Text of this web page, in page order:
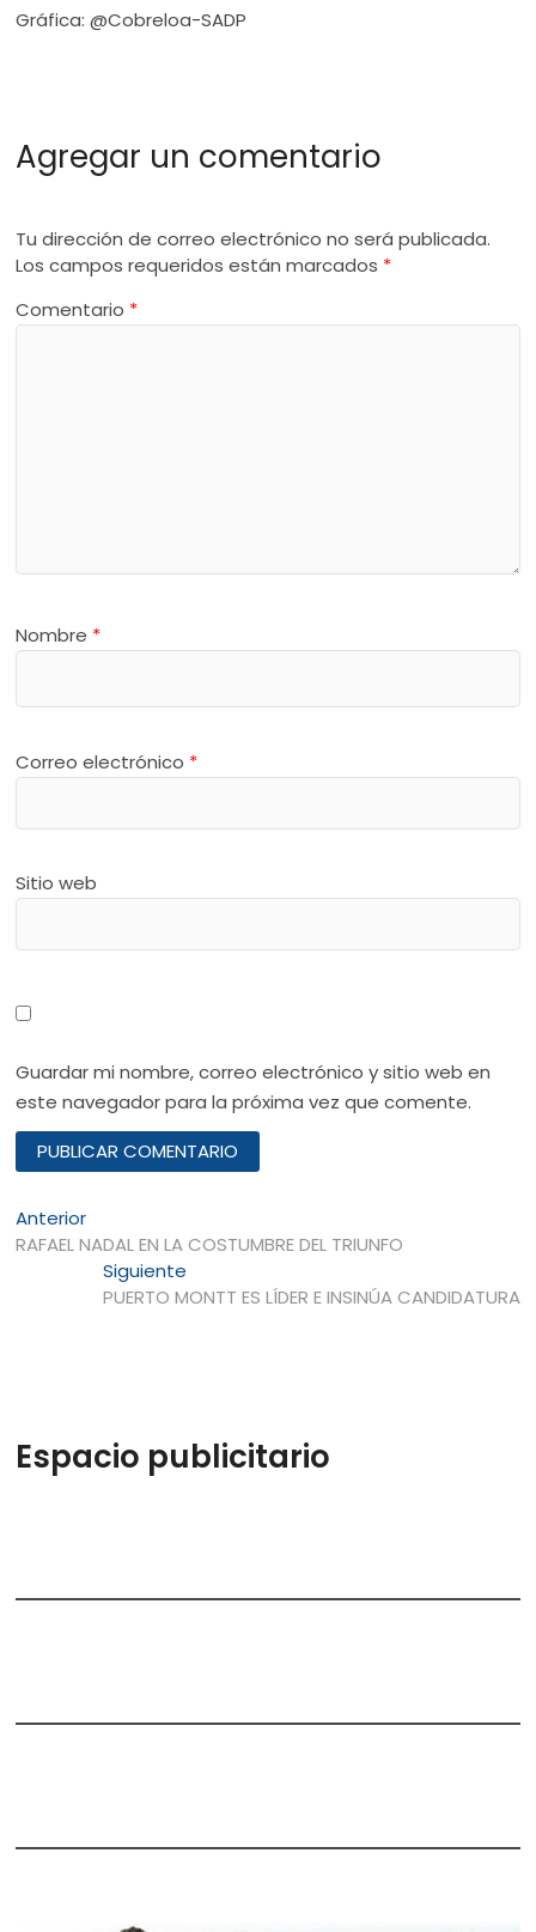
Gráfica: @Cobreloa-SADP
Agregar un comentario
Tu dirección de correo electrónico no será publicada.
Los campos requeridos están marcados *
Comentario *
Nombre *
Correo electrónico *
Sitio web
Guardar mi nombre, correo electrónico y sitio web en
este navegador para la próxima vez que comente.
Navegación
de
entradas
AnteriorEntrada
anterior:
RAFAEL NADAL EN LA COSTUMBRE DEL TRIUNFO
SiguienteEntrada
siguiente:
PUERTO MONTT ES LÍDER E INSINÚA CANDIDATURA
Espacio publicitario